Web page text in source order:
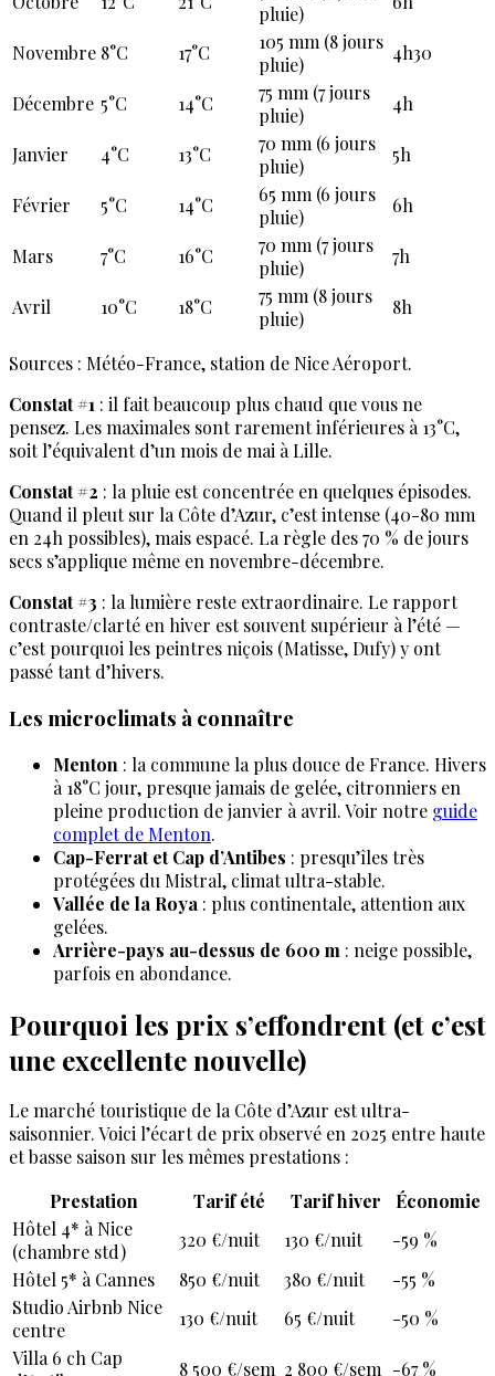
pluie)
Novembre 8°C 17°C
105 mm (8 jours
pluie)
4h30
Décembre 5°C 14°C
75 mm (7 jours
pluie)
4h
Janvier 4°C 13°C
70 mm (6 jours
pluie)
5h
Février 5°C 14°C
65 mm (6 jours
pluie)
6h
Mars 7°C 16°C
70 mm (7 jours
pluie)
7h
Avril 10°C 18°C
75 mm (8 jours
pluie)
8h
Sources : Météo-France, station de Nice Aéroport.
Constat #1 : il fait beaucoup plus chaud que vous ne
pensez. Les maximales sont rarement inférieures à 13°C,
soit l’équivalent d’un mois de mai à Lille.
Constat #2 : la pluie est concentrée en quelques épisodes.
Quand il pleut sur la Côte d’Azur, c’est intense (40-80 mm
en 24h possibles), mais espacé. La règle des 70 % de jours
secs s’applique même en novembre-décembre.
Constat #3 : la lumière reste extraordinaire. Le rapport
contraste/clarté en hiver est souvent supérieur à l’été —
c’est pourquoi les peintres niçois (Matisse, Dufy) y ont
passé tant d’hivers.
Les microclimats à connaître
Menton : la commune la plus douce de France. Hivers
à 18°C jour, presque jamais de gelée, citronniers en
pleine production de janvier à avril. Voir notre guide
complet de Menton.
Cap-Ferrat et Cap d’Antibes : presqu’îles très
protégées du Mistral, climat ultra-stable.
Vallée de la Roya : plus continentale, attention aux
gelées.
Arrière-pays au-dessus de 600 m : neige possible,
parfois en abondance.
Pourquoi les prix s’effondrent (et c’est
une excellente nouvelle)
Le marché touristique de la Côte d’Azur est ultra-
saisonnier. Voici l’écart de prix observé en 2025 entre haute
et basse saison sur les mêmes prestations :
Prestation
Tarif été Tarif hiver
Économie
Hôtel 4* à Nice
(chambre std)
320 €/nuit 130 €/nuit
-59 %
Hôtel 5* à Cannes
850 €/nuit 380 €/nuit
-55 %
Studio Airbnb Nice
centre
130 €/nuit 65 €/nuit
-50 %
Villa 6 ch Cap
8 500 €/sem 2 800 €/sem -67 %